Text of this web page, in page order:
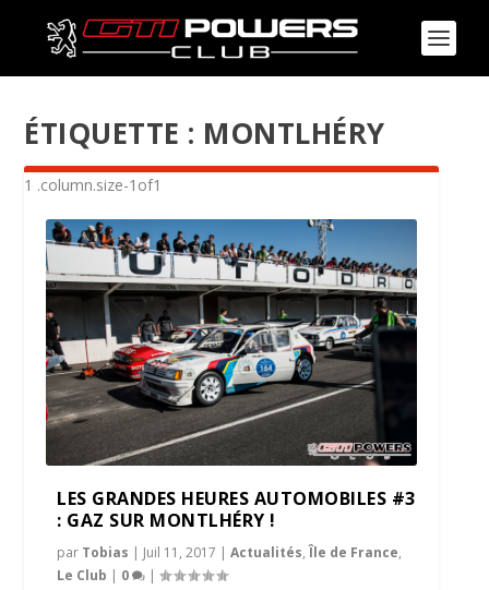
ÉTIQUETTE : MONTLHÉRY
LES GRANDES HEURES AUTOMOBILES #3
: GAZ SUR MONTLHÉRY !
par Tobias | Juil 11, 2017 |Actualités,Île de France,
Le Club | 0 |